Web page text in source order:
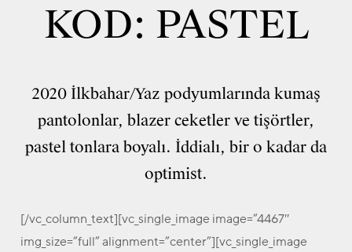
KOD: PASTEL
2020 İlkbahar/Yaz podyumlarında kumaş
pantolonlar, blazer ceketler ve tişörtler,
pastel tonlara boyalı. İddialı, bir o kadar da
optimist.
[/vc_column_text][vc_single_image image=”4467″
img_size=”full” alignment=”center”][vc_single_image